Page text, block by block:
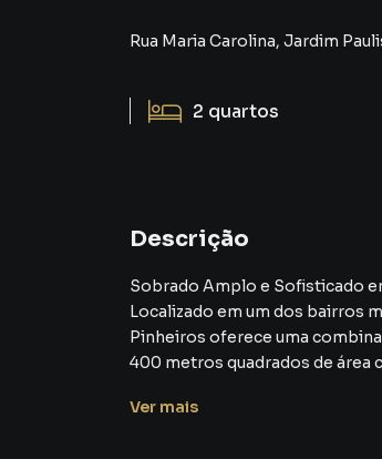
Rua Maria Carolina, Jardim
2 quartos
Descrição
Sobrado Amplo e Sofisticado
Localizado em um dos bairros
Pinheiros oferece uma
400 metros quadrados de área
Distribuído em dois
Ver mais